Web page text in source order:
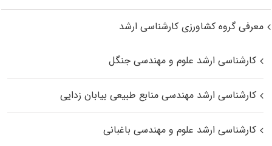
معرفی گروه کشاورزی کارشناسی ارشد
کارشناسی ارشد علوم و مهندسی جنگل
کارشناسی ارشد مهندسی منابع طبیعی بیابان زدایی
کارشناسی ارشد علوم و مهندسی باغبانی